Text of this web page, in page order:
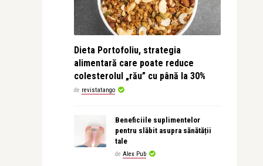
Dieta Portofoliu, strategia
alimentară care poate reduce
colesterolul „rău” cu până la 30%
de revistatango
Beneficiile suplimentelor
pentru slăbit asupra sănătății
tale
de Alex Pub